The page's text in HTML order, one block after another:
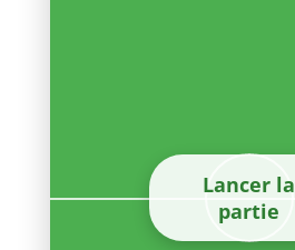
Lancer la
partie